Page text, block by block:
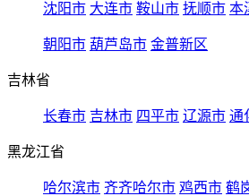
沈阳市 大连市 鞍山市 抚顺市 本
朝阳市 葫芦岛市 金普新区
吉林省
长春市 吉林市 四平市 辽源市 通
黑龙江省
哈尔滨市 齐齐哈尔市 鸡西市 鹤